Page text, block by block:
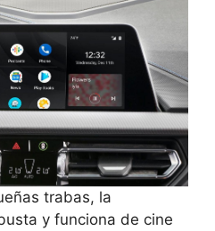
trabas, la
y funciona de cine